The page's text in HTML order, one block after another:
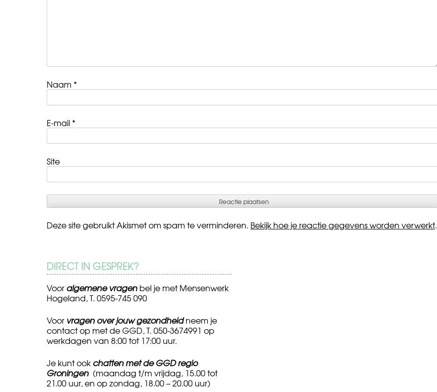
Naam *
E-mail *
Site
Deze site gebruikt Akismet om spam te verminderen. Bekijk hoe je reactie gegevens worden verwerkt.
DIRECT IN GESPREK?
Voor algemene vragen bel je met Mensenwerk
Hogeland, T. 0595-745 090
Voor vragen over jouw gezondheidneem je
contact op met de GGD, T. 050-3674991 op
werkdagen van 8:00 tot 17:00 uur.
Je kunt ook chatten met de GGD regio
Groningen (maandag t/m vrijdag, 15.00 tot
21.00 uur, en op zondag, 18.00 – 20.00 uur)